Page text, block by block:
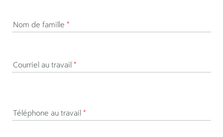
Nom de famille *
Courriel au travail *
Téléphone au travail *